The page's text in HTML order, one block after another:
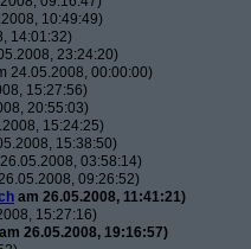
10:49:49)
14:01:32)
23:24:20)
24.05.2008, 00:00:00)
15:27:56)
20:55:03)
15:24:25)
15:38:50)
03:58:14)
09:26:52)
am 26.05.2008, 11:41:21)
15:27:16)
am 26.05.2008, 19:16:57)